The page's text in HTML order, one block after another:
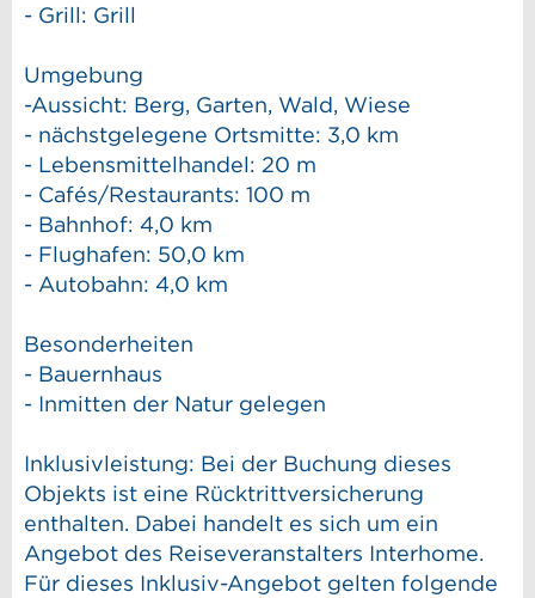
- Grill: Grill
Umgebung
-Aussicht: Berg, Garten, Wald, Wiese
- nächstgelegene Ortsmitte: 3,0 km
- Lebensmittelhandel: 20 m
- Cafés/Restaurants: 100 m
- Bahnhof: 4,0 km
- Flughafen: 50,0 km
- Autobahn: 4,0 km
Besonderheiten
- Bauernhaus
- Inmitten der Natur gelegen
Inklusivleistung: Bei der Buchung dieses
Objekts ist eine Rücktrittversicherung
enthalten. Dabei handelt es sich um ein
Angebot des Reiseveranstalters Interhome.
Für dieses Inklusiv-Angebot gelten folgende